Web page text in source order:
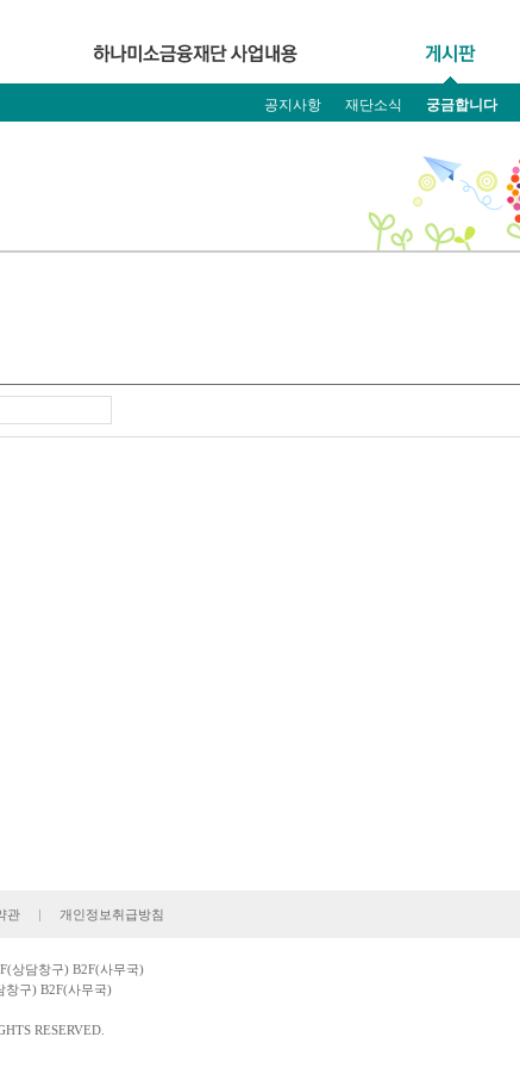
공지사항 재단소식 궁금합니다
관 | 개인정보취급방침
상담창구) B2F(사무국)
창구) B2F(사무국)
RESERVED.